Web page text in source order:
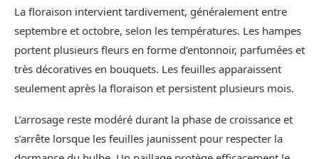
La floraison intervient tardivement, généralement entre
septembre et octobre, selon les températures. Les hampes
portent plusieurs fleurs en forme d’entonnoir, parfumées et
très décoratives en bouquets. Les feuilles apparaissent
seulement après la floraison et persistent plusieurs mois.
L’arrosage reste modéré durant la phase de croissance et
s’arrête lorsque les feuilles jaunissent pour respecter la